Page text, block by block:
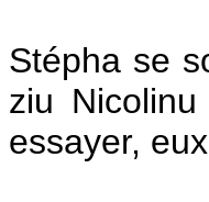
Stépha se
ziu
essayer,